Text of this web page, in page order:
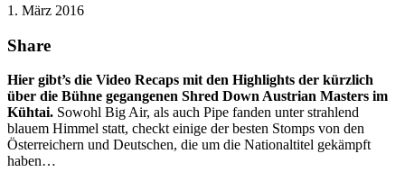
1. März 2016
Share
Hier gibt’s die Video Recaps mit den Highlights der kürzlich
über die Bühne gegangenen Shred Down Austrian Masters im
Kühtai. Sowohl Big Air, als auch Pipe fanden unter strahlend
blauem Himmel statt, checkt einige der besten Stomps von den
Österreichern und Deutschen, die um die Nationaltitel gekämpft
haben…